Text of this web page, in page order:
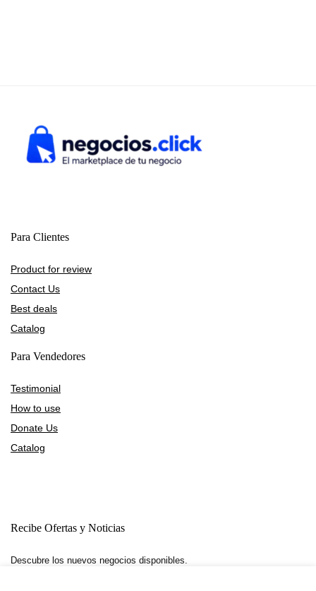
Para Clientes
Product for review
Contact Us
Best deals
Catalog
Para Vendedores
Testimonial
How to use
Donate Us
Catalog
Recibe Ofertas y Noticias
Descubre los nuevos negocios disponibles.